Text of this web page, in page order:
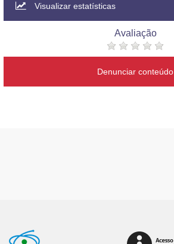
Visualizar estatísticas
Avaliação
Denunciar conteúdo